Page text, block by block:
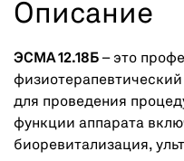
Описание
ЭСМА12.18Б – это
для проведения
функции аппарата
биоревитализация,